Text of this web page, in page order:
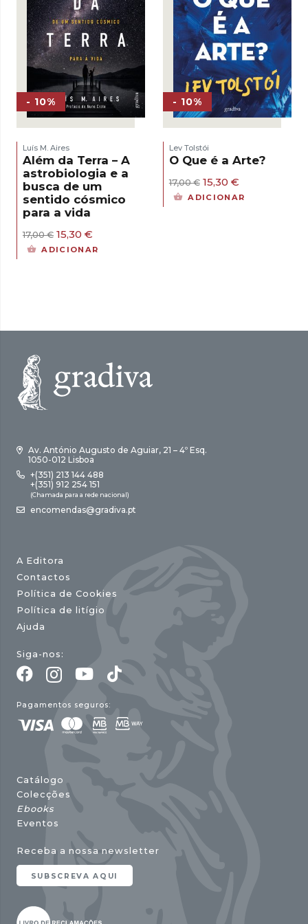
- 10%
Luís M. Aires
Além da Terra – A
astrobiologia e a
busca de um
sentido cósmico
para a vida
17,00€ O
preço
15,30 €
preço
ADICIONAR
- 10%
Lev Tolstói
O Que é a Arte?
17,00€ O
preço
15,30 €O
preço
ADICIONAR
Av. António Augusto de Aguiar, 21 – 4º Esq.
1050-012 Lisboa
+(351) 213 144 488
+(351) 912 254 151
(Chamada para a rede nacional)
encomendas@gradiva.pt
A Editora
Contactos
Política de Cookies
Política de litígio
Ajuda
Siga-nos:
Pagamentos seguros:
Catálogo
Colecções
Ebooks
Eventos
Receba a nossa newsletter
SUBSCREVA AQUI